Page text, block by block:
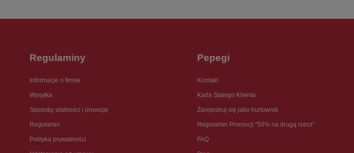
Regulaminy
Informacje o firmie
Wysyłka
Sposoby płatności i prowizje
Regulamin
Polityka prywatności
Pepegi
Kontakt
Karta Stałego Klienta
Zarejestruj się jako hurtownik
Regulamin Promocji "50% na drugą rzecz"
FAQ